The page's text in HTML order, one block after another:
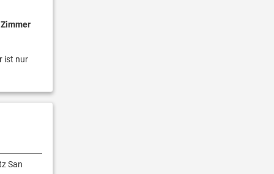
ist nur
San